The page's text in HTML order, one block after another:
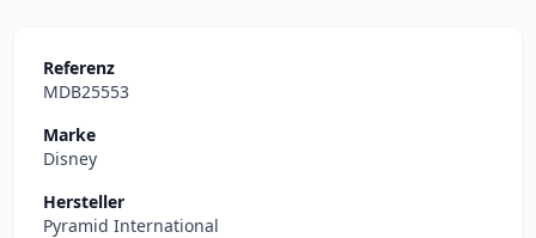
Referenz
MDB25553
Marke
Disney
Hersteller
Pyramid International